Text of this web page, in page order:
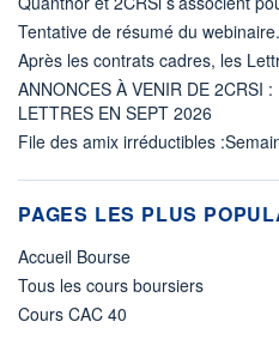
Tentative de résumé du
Après les contrats cadres, les
ANNONCES À VENIR DE 2CRSI
LETTRES EN SEPT 2026
File des amix irréductibles
PAGES LES PLUS
Accueil Bourse
Tous les cours boursiers
Cours CAC 40